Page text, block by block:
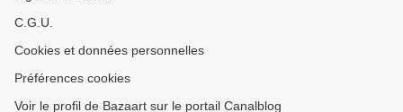
C.G.U.
Cookies et données personnelles
Préférences cookies
Voir le profil de Bazaart sur le portail Canalblog